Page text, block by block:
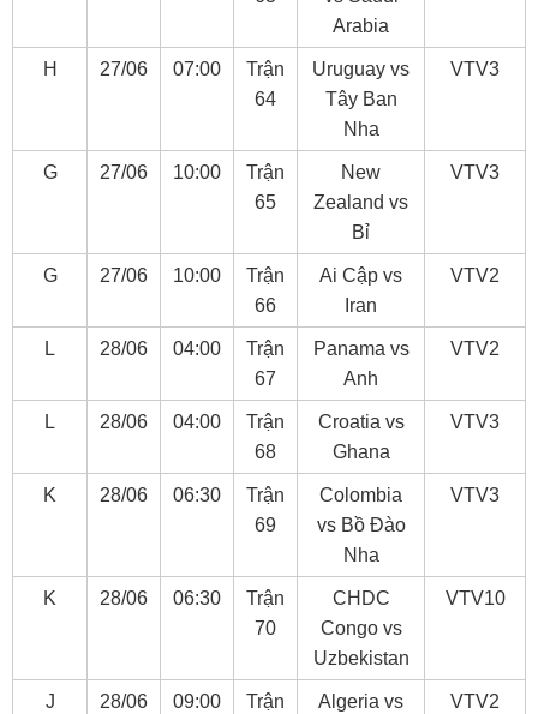
Arabia
H 27/06 07:00
Trận
64
Uruguay vs
Tây Ban
Nha
VTV3
G 27/06 10:00
Trận
65
New
Zealand vs
Bỉ
VTV3
G 27/06 10:00
Trận
66
Ai Cập vs
Iran
VTV2
L 28/06 04:00
Trận
67
Panama vs
Anh
VTV2
L 28/06 04:00
Trận
68
Croatia vs
Ghana
VTV3
K 28/06 06:30
Trận
69
Colombia
vs Bồ Đào
Nha
VTV3
K 28/06 06:30
Trận
70
CHDC
Congo vs
Uzbekistan
VTV10
J 28/06 09:00
Trận
Algeria vs
VTV2